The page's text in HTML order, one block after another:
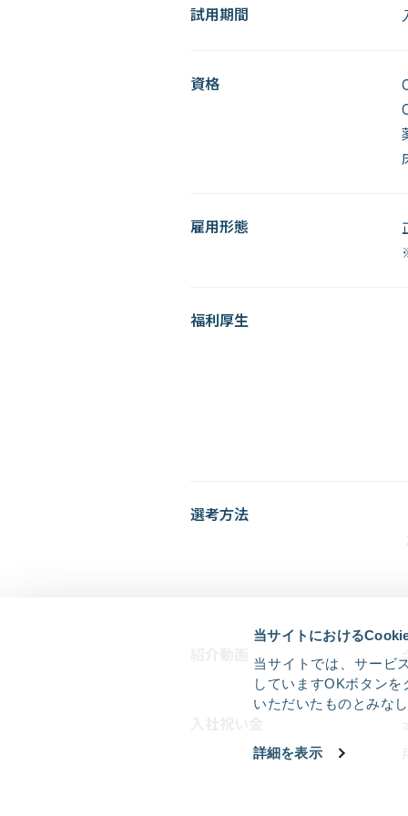
当サイトにおける
当サイトでは、サービ
していますOKボタン
いただいたものとみな
詳細を表示
試用期間
資格
雇用形態
福利厚生
選考方法